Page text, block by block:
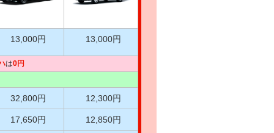
13,000円 13,000円
は0円
32,800円 12,300円
17,650円 12,850円